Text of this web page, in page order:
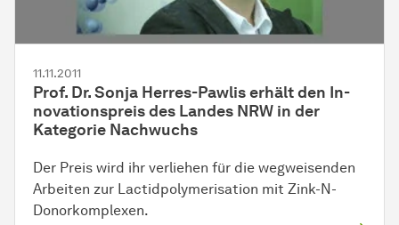
11.11.2011
Prof. Dr. Sonja Herres-Pawlis erhält den In­
no­va­ti­ons­preisdes Landes NRW in der
Kategorie Nachwuchs
Der Preis wird ihr verliehen für die wegweisenden
Arbeiten zur Lactidpolymerisation mit Zink-N-
Donorkomplexen.